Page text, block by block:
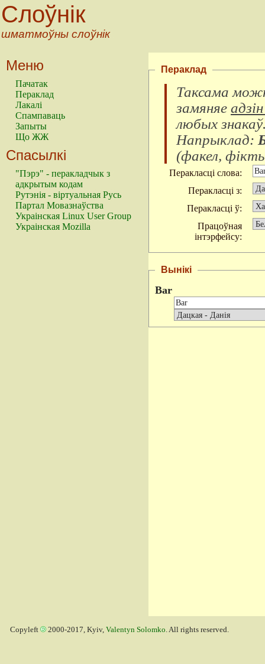
Слоўнік
шматмоўны слоўнік
Меню
Пачатак
Пераклад
Лакалі
Спампаваць
Запыты
Що ЖЖ
Спасылкі
"Пэрэ" - перакладчык з
адкрытым кодам
Рутэнія - віртуальная Русь
Партал Мовазнаўства
Украінская Linux User Group
Украінская Mozilla
Пераклад
Таксама
замяняе
любых знакаў
Напрыклад:
(факел,
Перакласці слова:
Перакласці з:
Перакласці ў:
Працоўная
інтэрфейсу:
Вынікі
Bar
Copyleft 2000-2017, Kyiv, Valentyn Solomko. All rights reserved.